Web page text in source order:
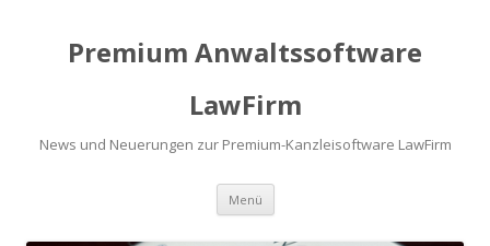
Premium Anwaltssoftware
LawFirm
News und Neuerungen zur Premium-Kanzleisoftware LawFirm
Menü